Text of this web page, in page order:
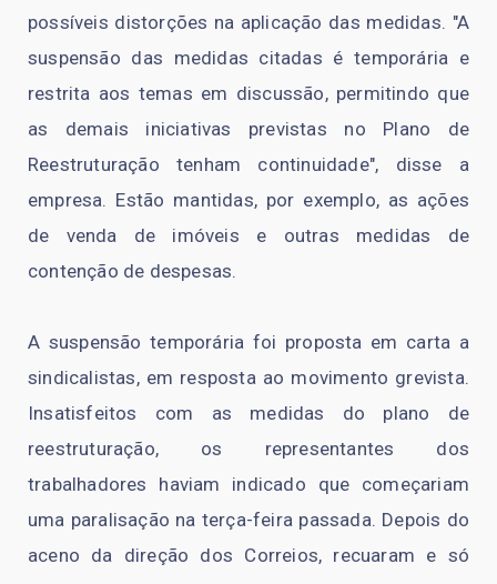
possíveis distorções na aplicação das medidas. "A
suspensão das medidas citadas é temporária e
restrita aos temas em discussão, permitindo que
as demais iniciativas previstas no Plano de
Reestruturação tenham continuidade", disse a
empresa. Estão mantidas, por exemplo, as ações
de venda de imóveis e outras medidas de
contenção de despesas.
A suspensão temporária foi proposta em carta a
sindicalistas, em resposta ao movimento grevista.
Insatisfeitos com as medidas do plano de
reestruturação, os representantes dos
trabalhadores haviam indicado que começariam
uma paralisação na terça-feira passada. Depois do
aceno da direção dos Correios, recuaram e só